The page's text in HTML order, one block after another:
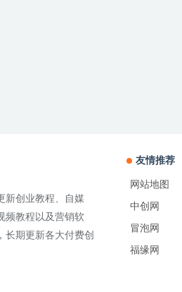
新创业教程、自媒
频教程以及营销软
长期更新各大付费创
友情推荐
网站地图
中创网
冒泡网
福缘网